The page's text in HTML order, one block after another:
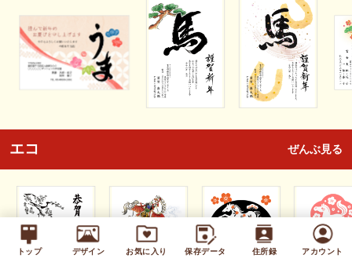
トップ デザイン お気に入り 保存データ 住所録 アカウント
エコ ぜんぶ見る